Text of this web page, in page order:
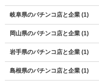
岐阜県のパチンコ店と企業 (1)
岡山県のパチンコ店と企業 (1)
岩手県のパチンコ店と企業 (1)
島根県のパチンコ店と企業 (1)